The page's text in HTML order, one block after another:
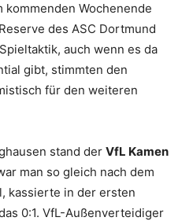
Wochenende
des ASC Dortmund
auch wenn es da
gibt, stimmten den
für den weiteren
stand der VfL Kamen
man so gleich nach dem
kassierte in der ersten
0:1. VfL-Außenverteidiger